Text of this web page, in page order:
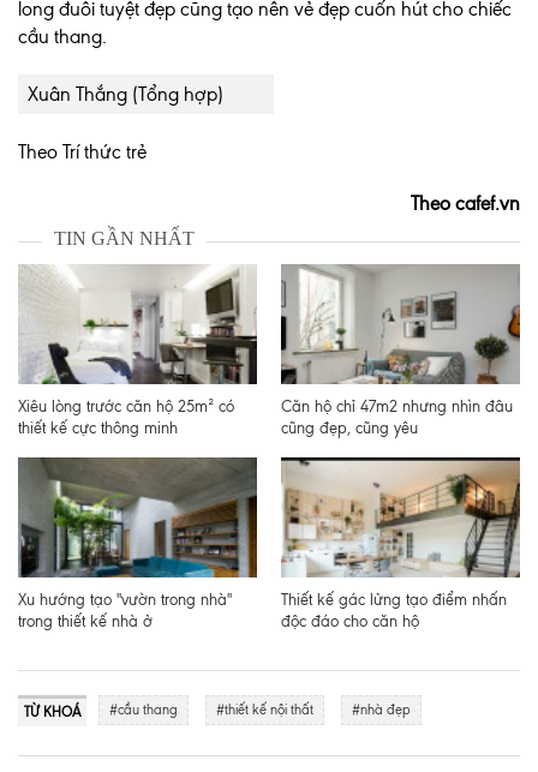
long đuôi tuyệt đẹp cũng tạo nên vẻ đẹp cuốn hút cho chiếc
cầu thang.
Xuân Thắng (Tổng hợp)
Theo Trí thức trẻ
Theo cafef.vn
TIN GẦN NHẤT
Xiêu lòng trước căn hộ 25m² có
thiết kế cực thông minh
Căn hộ chỉ 47m2 nhưng nhìn đâu
cũng đẹp, cũng yêu
Xu hướng tạo "vườn trong nhà"
trong thiết kế nhà ở
Thiết kế gác lửng tạo điểm nhấn
độc đáo cho căn hộ
TỪ KHOÁ #cầu thang #thiết kế nội thất #nhà đẹp